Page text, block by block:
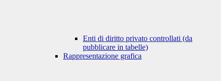
Enti di diritto privato controllati (da
pubblicare in tabelle)
Rappresentazione grafica